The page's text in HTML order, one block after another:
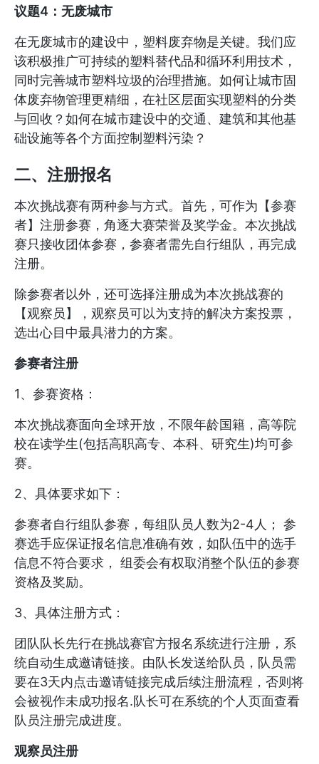
议题4：无废城市
在无废城市的建设中，塑料废弃物是关键。我们应
该积极推广可持续的塑料替代品和循环利用技术，
同时完善城市塑料垃圾的治理措施。如何让城市固
体废弃物管理更精细，在社区层面实现塑料的分类
与回收？如何在城市建设中的交通、建筑和其他基
础设施等各个方面控制塑料污染？
二、注册报名
本次挑战赛有两种参与方式。首先，可作为【参赛
者】注册参赛，角逐大赛荣誉及奖学金。本次挑战
赛只接收团体参赛，参赛者需先自行组队，再完成
注册。
除参赛者以外，还可选择注册成为本次挑战赛的
【观察员】，观察员可以为支持的解决方案投票，
选出心目中最具潜力的方案。
参赛者注册
1、参赛资格：
本次挑战赛面向全球开放，不限年龄国籍，高等院
校在读学生(包括高职高专、本科、研究生)均可参
赛。
2、具体要求如下：
参赛者自行组队参赛，每组队员人数为2-4人； 参
赛选手应保证报名信息准确有效，如队伍中的选手
信息不符合要求， 组委会有权取消整个队伍的参赛
资格及奖励。
3、具体注册方式：
团队队长先行在挑战赛官方报名系统进行注册，系
统自动生成邀请链接。由队长发送给队员，队员需
要在3天内点击邀请链接完成后续注册流程，否则将
会被视作未成功报名.队长可在系统的个人页面查看
队员注册完成进度。
观察员注册